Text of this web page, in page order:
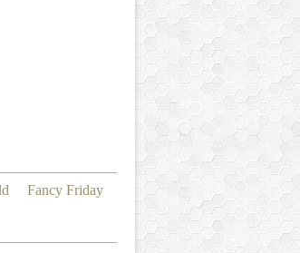
Fancy Friday